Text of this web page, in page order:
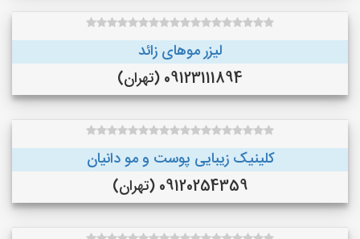
لیزر موهای زائد
09123111894 (تهران)
کلینیک زیبایی پوست و مو دانیان
09120254359 (تهران)